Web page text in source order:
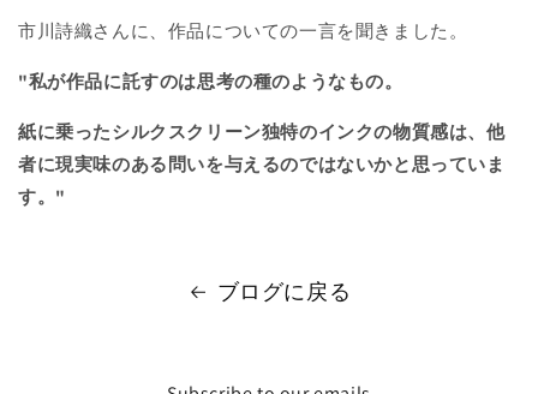
市川詩織さんに、作品についての一言を聞きました。
"私が作品に託すのは思考の種のようなもの。
紙に乗ったシルクスクリーン独特のインクの物質感は、他
者に現実味のある問いを与えるのではないかと思っていま
す。"
ブログに戻る